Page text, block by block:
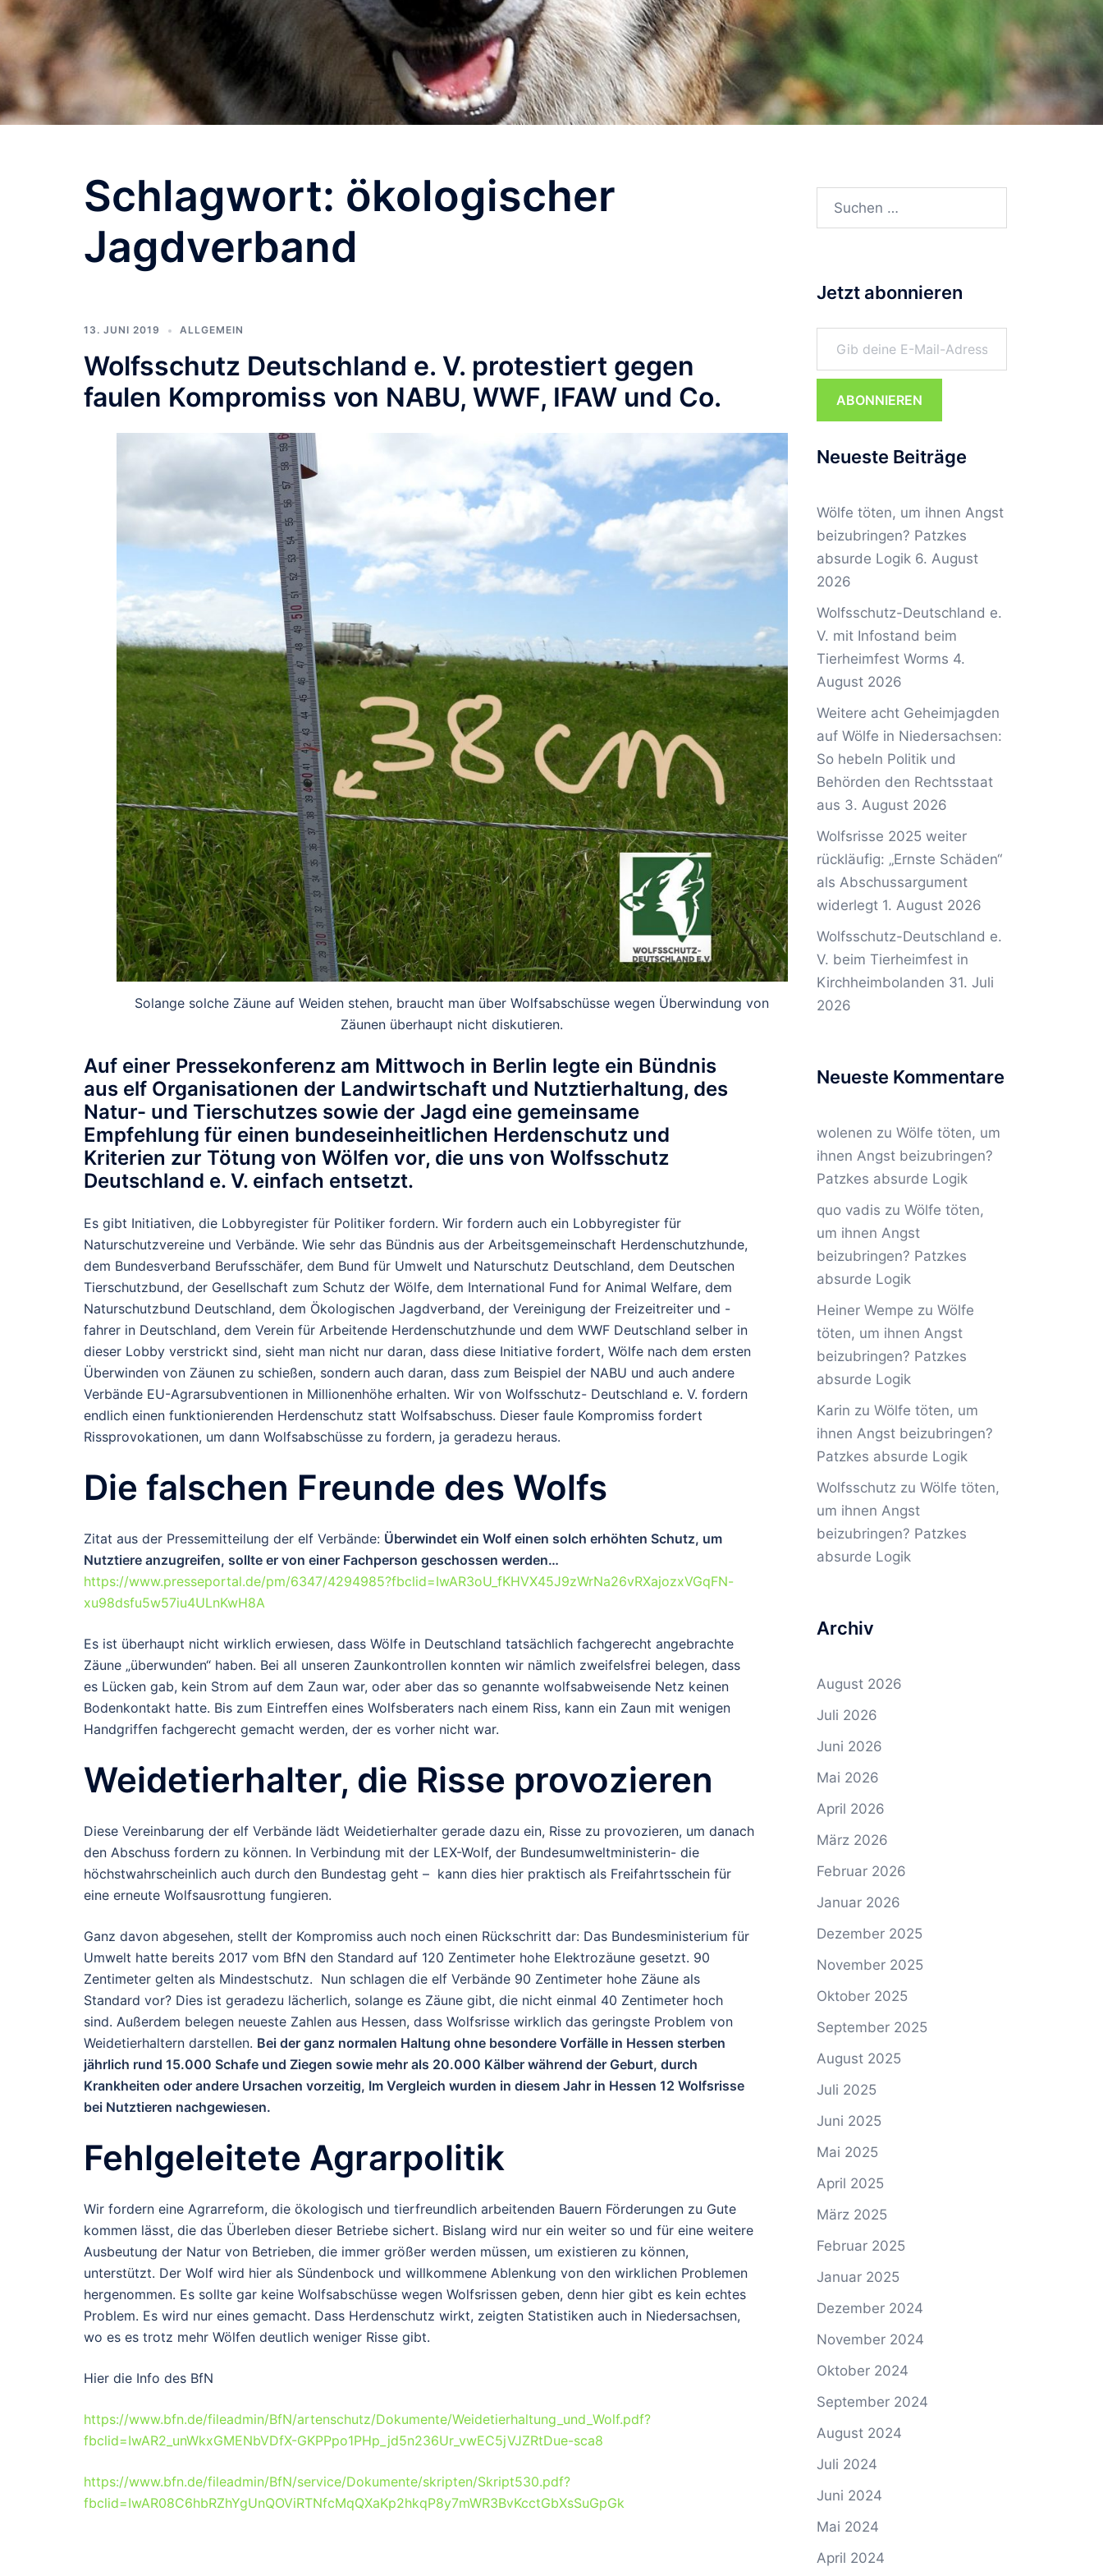
Schlagwort: ökologischer
Jagdverband
13. JUNI 2019 ALLGEMEIN
Wolfsschutz Deutschland e. V. protestiert gegen
faulen Kompromiss von NABU, WWF, IFAW und Co.
Solange solche Zäune auf Weiden stehen, braucht man über Wolfsabschüsse wegen Überwindung von
Zäunen überhaupt nicht diskutieren.
Auf einer Pressekonferenz am Mittwoch in Berlin legte ein Bündnis
aus elf Organisationen der Landwirtschaft und Nutztierhaltung, des
Natur- und Tierschutzes sowie der Jagd eine gemeinsame
Empfehlung für einen bundeseinheitlichen Herdenschutz und
Kriterien zur Tötung von Wölfen vor, die uns von Wolfsschutz
Deutschland e. V. einfach entsetzt.
Es gibt Initiativen, die Lobbyregister für Politiker fordern. Wir fordern auch ein Lobbyregister für
Naturschutzvereine und Verbände. Wie sehr das Bündnis aus der Arbeitsgemeinschaft Herdenschutzhunde,
dem Bundesverband Berufsschäfer, dem Bund für Umwelt und Naturschutz Deutschland, dem Deutschen
Tierschutzbund, der Gesellschaft zum Schutz der Wölfe, dem International Fund for Animal Welfare, dem
Naturschutzbund Deutschland, dem Ökologischen Jagdverband, der Vereinigung der Freizeitreiter und -
fahrer in Deutschland, dem Verein für Arbeitende Herdenschutzhunde und dem WWF Deutschland selber in
dieser Lobby verstrickt sind, sieht man nicht nur daran, dass diese Initiative fordert, Wölfe nach dem ersten
Überwinden von Zäunen zu schießen, sondern auch daran, dass zum Beispiel der NABU und auch andere
Verbände EU-Agrarsubventionen in Millionenhöhe erhalten. Wir von Wolfsschutz- Deutschland e. V. fordern
endlich einen funktionierenden Herdenschutz statt Wolfsabschuss. Dieser faule Kompromiss fordert
Rissprovokationen, um dann Wolfsabschüsse zu fordern, ja geradezu heraus.
Die falschen Freunde des Wolfs
Zitat aus der Pressemitteilung der elf Verbände: Überwindet ein Wolf einen solch erhöhten Schutz, um
Nutztiere anzugreifen, sollte er von einer Fachperson geschossen werden…
https://www.presseportal.de/pm/6347/4294985?fbclid=IwAR3oU_fKHVX45J9zWrNa26vRXajozxVGqFN-
xu98dsfu5w57iu4ULnKwH8A
Es ist überhaupt nicht wirklich erwiesen, dass Wölfe in Deutschland tatsächlich fachgerecht angebrachte
Zäune „überwunden“ haben. Bei all unseren Zaunkontrollen konnten wir nämlich zweifelsfrei belegen, dass
es Lücken gab, kein Strom auf dem Zaun war, oder aber das so genannte wolfsabweisende Netz keinen
Bodenkontakt hatte. Bis zum Eintreffen eines Wolfsberaters nach einem Riss, kann ein Zaun mit wenigen
Handgriffen fachgerecht gemacht werden, der es vorher nicht war.
Weidetierhalter, die Risse provozieren
Diese Vereinbarung der elf Verbände lädt Weidetierhalter gerade dazu ein, Risse zu provozieren, um danach
den Abschuss fordern zu können. In Verbindung mit der LEX-Wolf, der Bundesumweltministerin- die
höchstwahrscheinlich auch durch den Bundestag geht – kann dies hier praktisch als Freifahrtsschein für
eine erneute Wolfsausrottung fungieren.
Ganz davon abgesehen, stellt der Kompromiss auch noch einen Rückschritt dar: Das Bundesministerium für
Umwelt hatte bereits 2017 vom BfN den Standard auf 120 Zentimeter hohe Elektrozäune gesetzt. 90
Zentimeter gelten als Mindestschutz. Nun schlagen die elf Verbände 90 Zentimeter hohe Zäune als
Standard vor? Dies ist geradezu lächerlich, solange es Zäune gibt, die nicht einmal 40 Zentimeter hoch
sind. Außerdem belegen neueste Zahlen aus Hessen, dass Wolfsrisse wirklich das geringste Problem von
Weidetierhaltern darstellen. Bei der ganz normalen Haltung ohne besondere Vorfälle in Hessen sterben
jährlich rund 15.000 Schafe und Ziegen sowie mehr als 20.000 Kälber während der Geburt, durch
Krankheiten oder andere Ursachen vorzeitig, Im Vergleich wurden in diesem Jahr in Hessen 12 Wolfsrisse
bei Nutztieren nachgewiesen.
Fehlgeleitete Agrarpolitik
Wir fordern eine Agrarreform, die ökologisch und tierfreundlich arbeitenden Bauern Förderungen zu Gute
kommen lässt, die das Überleben dieser Betriebe sichert. Bislang wird nur ein weiter so und für eine weitere
Ausbeutung der Natur von Betrieben, die immer größer werden müssen, um existieren zu können,
unterstützt. Der Wolf wird hier als Sündenbock und willkommene Ablenkung von den wirklichen Problemen
hergenommen. Es sollte gar keine Wolfsabschüsse wegen Wolfsrissen geben, denn hier gibt es kein echtes
Problem. Es wird nur eines gemacht. Dass Herdenschutz wirkt, zeigten Statistiken auch in Niedersachsen,
wo es es trotz mehr Wölfen deutlich weniger Risse gibt.
Hier die Info des BfN
https://www.bfn.de/fileadmin/BfN/artenschutz/Dokumente/Weidetierhaltung_und_Wolf.pdf?
fbclid=IwAR2_unWkxGMENbVDfX-GKPPpo1PHp_jd5n236Ur_vwEC5jVJZRtDue-sca8
https://www.bfn.de/fileadmin/BfN/service/Dokumente/skripten/Skript530.pdf?
fbclid=IwAR08C6hbRZhYgUnQOViRTNfcMqQXaKp2hkqP8y7mWR3BvKcctGbXsSuGpGk
Suchen
Jetzt abonnieren
Gib deine E-Mail-Adresse ein ...
ABONNIEREN
Neueste Beiträge
Wölfe töten, um ihnen Angst
beizubringen? Patzkes
absurde Logik 6. August
2026
Wolfsschutz-Deutschland e.
V. mit Infostand beim
Tierheimfest Worms 4.
August 2026
Weitere acht Geheimjagden
auf Wölfe in Niedersachsen:
So hebeln Politik und
Behörden den Rechtsstaat
aus 3. August 2026
Wolfsrisse 2025 weiter
rückläufig: „Ernste Schäden“
als Abschussargument
widerlegt 1. August 2026
Wolfsschutz-Deutschland e.
V. beim Tierheimfest in
Kirchheimbolanden 31. Juli
2026
Neueste Kommentare
wolenen zu Wölfe töten, um
ihnen Angst beizubringen?
Patzkes absurde Logik
quo vadis zu Wölfe töten,
um ihnen Angst
beizubringen? Patzkes
absurde Logik
Heiner Wempe zu Wölfe
töten, um ihnen Angst
beizubringen? Patzkes
absurde Logik
Karin zu Wölfe töten, um
ihnen Angst beizubringen?
Patzkes absurde Logik
Wolfsschutzzu Wölfe töten,
um ihnen Angst
beizubringen? Patzkes
absurde Logik
Archiv
August 2026
Juli 2026
Juni 2026
Mai 2026
April 2026
März 2026
Februar 2026
Januar 2026
Dezember 2025
November 2025
Oktober 2025
September 2025
August 2025
Juli 2025
Juni 2025
Mai 2025
April 2025
März 2025
Februar 2025
Januar 2025
Dezember 2024
November 2024
Oktober 2024
September 2024
August 2024
Juli 2024
Juni 2024
Mai 2024
April 2024